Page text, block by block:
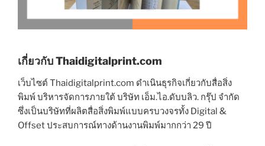
เกี่ยวกับ Thaidigitalprint.com
เว็บไซต์ Thaidigitalprint.com ดำเนินธุรกิจเกี่ยวกับสื่อสิ่ง
พิมพ์ บริหารจัดการภายใต้ บริษัท เอ็ม.ไอ.ดับบลิว. กรุ๊ป จำกัด
ซึ่งเป็นบริษัทที่ผลิตสื่อสิ่งพิมพ์แบบครบวงจรทั้ง Digital &
Offset ประสบการณ์ทางด้านงานพิมพ์มากกว่า 29 ปี